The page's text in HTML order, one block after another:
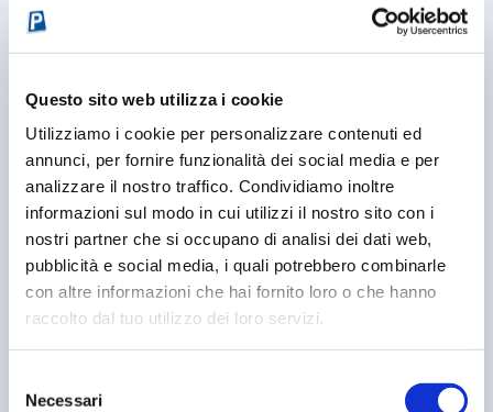
Questo sito web utilizza i cookie
Utilizziamo i cookie per personalizzare contenuti ed
annunci, per fornire funzionalità dei social media e per
analizzare il nostro traffico. Condividiamo inoltre
informazioni sul modo in cui utilizzi il nostro sito con i
nostri partner che si occupano di analisi dei dati web,
pubblicità e social media, i quali potrebbero combinarle
con altre informazioni che hai fornito loro o che hanno
raccolto dal tuo utilizzo dei loro servizi.
delNecessari
ESTATE E PARCHEGGI